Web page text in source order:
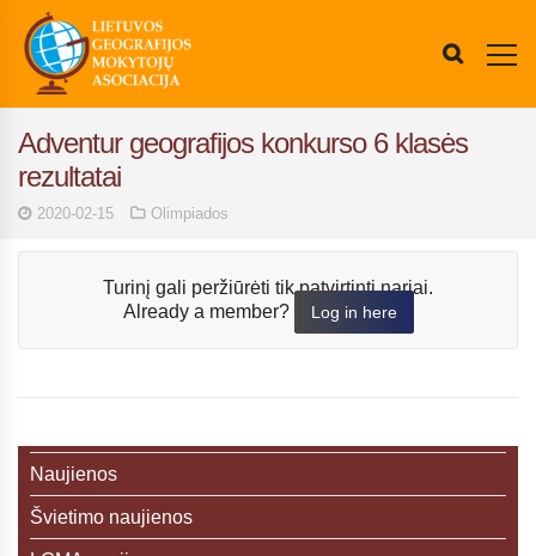
Adventur geografijos konkurso 6 klasės
rezultatai
2020-02-15 Olimpiados
Turinį gali peržiūrėti tik patvirtinti nariai.
Already a member?
Log in here
Naujienos
Švietimo naujienos